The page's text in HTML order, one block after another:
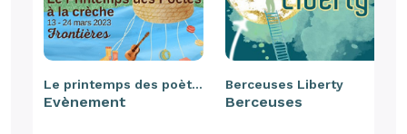
Le printemps des poètes
Evènement
Berceuses Liberty
Berceuses